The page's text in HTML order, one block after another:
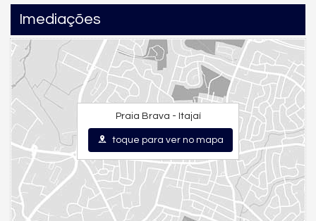
Imediações
Praia Brava - Itajaí
toque para ver no mapa